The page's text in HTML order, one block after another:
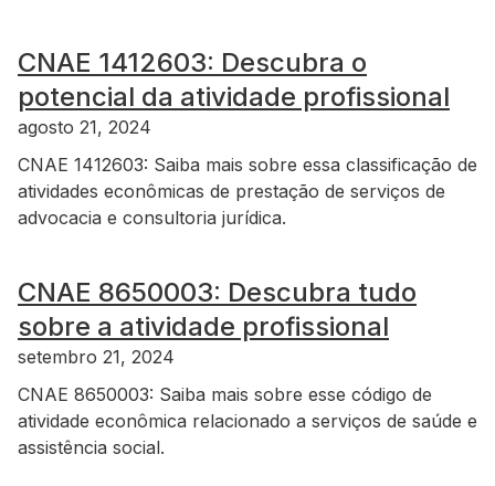
CNAE 1412603: Descubra o
potencial da atividade profissional
agosto 21, 2024
CNAE 1412603: Saiba mais sobre essa classificação de
atividades econômicas de prestação de serviços de
advocacia e consultoria jurídica.
CNAE 8650003: Descubra tudo
sobre a atividade profissional
setembro 21, 2024
CNAE 8650003: Saiba mais sobre esse código de
atividade econômica relacionado a serviços de saúde e
assistência social.